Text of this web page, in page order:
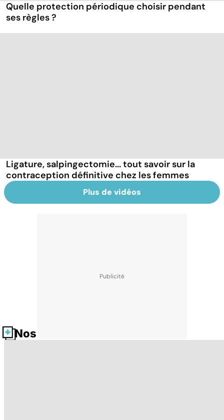
Quelle protection périodique choisir pendant
ses règles ?
Ligature, salpingectomie... tout savoir sur la
contraception définitive chez les femmes
Plus de vidéos
Nos fiches santé